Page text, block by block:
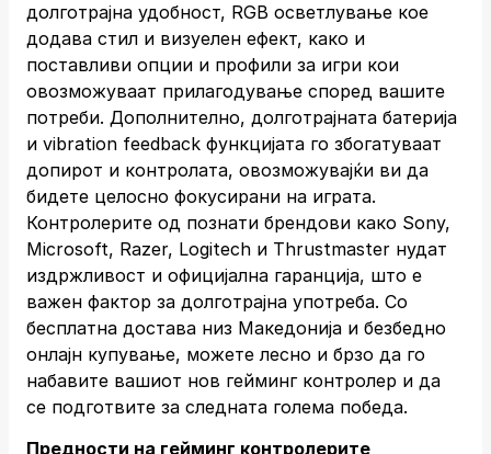
долготрајна удобност, RGB осветлување кое
додава стил и визуелен ефект, како и
поставливи опции и профили за игри кои
овозможуваат прилагодување според вашите
потреби. Дополнително, долготрајната батерија
и vibration feedback функцијата го збогатуваат
допирот и контролата, овозможувајќи ви да
бидете целосно фокусирани на играта.
Контролерите од познати брендови како Sony,
Microsoft, Razer, Logitech и Thrustmaster нудат
издржливост и официјална гаранција, што е
важен фактор за долготрајна употреба. Со
бесплатна достава низ Македонија и безбедно
онлајн купување, можете лесно и брзо да го
набавите вашиот нов гейминг контролер и да
се подготвите за следната голема победа.
Предности на гейминг контролерите